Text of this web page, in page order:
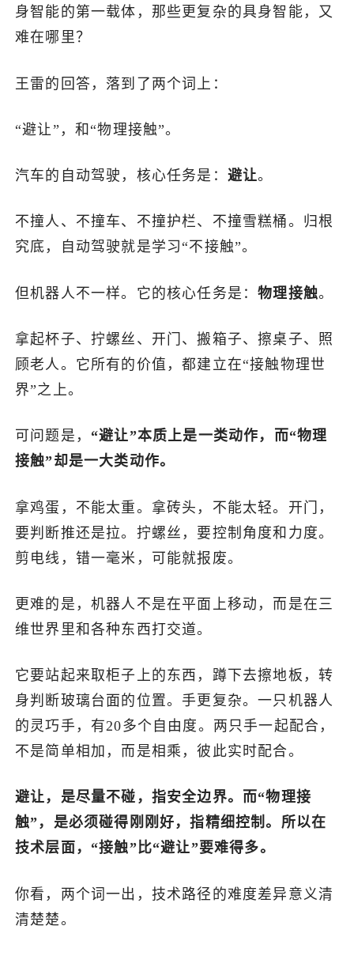
身智能的第一载体，那些更复杂的具身智能，又
难在哪里？
王雷的回答，落到了两个词上：
“避让”，和“物理接触”。
汽车的自动驾驶，核心任务是： 避让。
不撞人、不撞车、不撞护栏、不撞雪糕桶。归根
究底，自动驾驶就是学习“不接触”。
但机器人不一样。它的核心任务是：物理接触。
拿起杯子、拧螺丝、开门、搬箱子、擦桌子、照
顾老人。它所有的价值，都建立在“接触物理世
界”之上。
可问题是， “避让”本质上是一类动作，而“物理
接触”却是一大类动作。
拿鸡蛋，不能太重。拿砖头，不能太轻。开门，
要判断推还是拉。拧螺丝，要控制角度和力度。
剪电线，错一毫米，可能就报废。
更难的是，机器人不是在平面上移动，而是在三
维世界里和各种东西打交道。
它要站起来取柜子上的东西，蹲下去擦地板，转
身判断玻璃台面的位置。手更复杂。一只机器人
的灵巧手，有20多个自由度。两只手一起配合，
不是简单相加，而是相乘，彼此实时配合。
避让，是尽量不碰，指安全边界。而“物理接
触”，是必须碰得刚刚好，指精细控制。所以在
技术层面，“接触”比“避让”要难得多。
你看，两个词一出，技术路径的难度差异意义清
清楚楚。